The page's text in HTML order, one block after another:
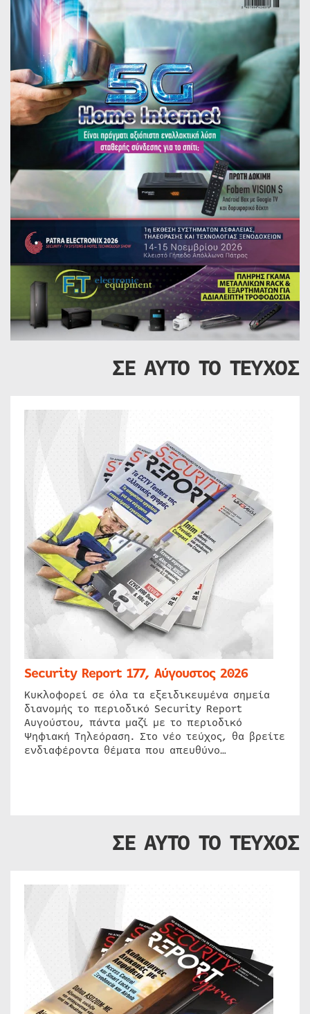
ΣΕ ΑΥΤΟ ΤΟ ΤΕΥΧΟΣ
Security Report 177, Αύγουστος 2026
Κυκλοφορεί σε όλα τα εξειδικευμένα σημεία
διανομής το περιοδικό Security Report
Αυγούστου, πάντα μαζί με το περιοδικό
Ψηφιακή Τηλεόραση. Στο νέο τεύχος, θα βρείτε
ενδιαφέροντα θέματα που απευθύνο…
ΣΕ ΑΥΤΟ ΤΟ ΤΕΥΧΟΣ